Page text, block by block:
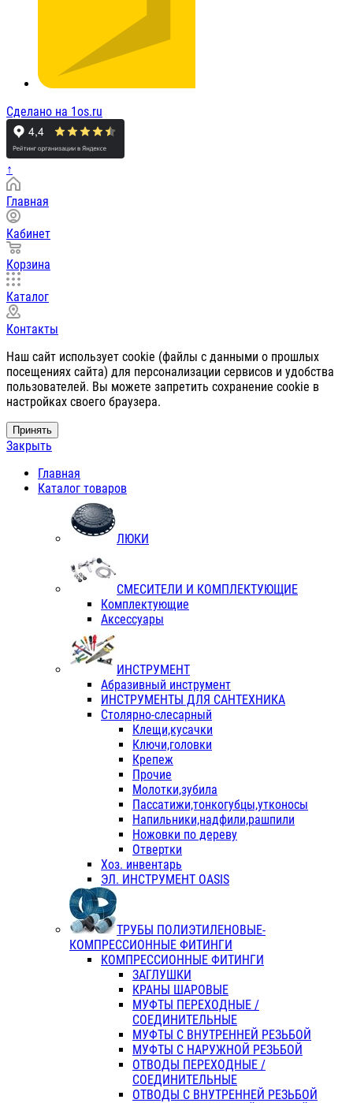
Сделано на 1os.ru
↑
Главная
Кабинет
Корзина
Каталог
Контакты
Наш сайт использует cookie (файлы с данными о прошлых
посещениях сайта) для персонализации сервисов и удобства
пользователей. Вы можете запретить сохранение cookie в
настройках своего браузера.
Принять
Закрыть
Главная
Каталог товаров
ЛЮКИ
СМЕСИТЕЛИ И КОМПЛЕКТУЮЩИЕ
Комплектующие
Аксессуары
ИНСТРУМЕНТ
Абразивный инструмент
ИНСТРУМЕНТЫ ДЛЯ САНТЕХНИКА
Столярно-слесарный
Клещи,кусачки
Ключи,головки
Крепеж
Прочие
Молотки,зубила
Пассатижи,тонкогубцы,утконосы
Напильники,надфили,рашпили
Ножовки по дереву
Отвертки
Хоз. инвентарь
ЭЛ. ИНСТРУМЕНТ OASIS
ТРУБЫ ПОЛИЭТИЛЕНОВЫЕ-
КОМПРЕССИОННЫЕ ФИТИНГИ
КОМПРЕССИОННЫЕ ФИТИНГИ
ЗАГЛУШКИ
КРАНЫ ШАРОВЫЕ
МУФТЫ ПЕРЕХОДНЫЕ /
СОЕДИНИТЕЛЬНЫЕ
МУФТЫ С ВНУТРЕННЕЙ РЕЗЬБОЙ
МУФТЫ С НАРУЖНОЙ РЕЗЬБОЙ
ОТВОДЫ ПЕРЕХОДНЫЕ /
СОЕДИНИТЕЛЬНЫЕ
ОТВОДЫ С ВНУТРЕННЕЙ РЕЗЬБОЙ